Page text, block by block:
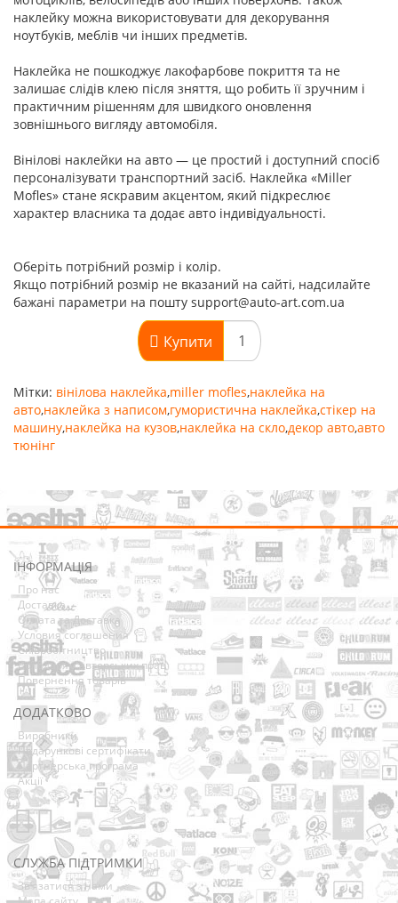
наклейку можна використовувати для декорування
ноутбуків, меблів чи інших предметів.
Наклейка не пошкоджує лакофарбове покриття та не
залишає слідів клею після зняття, що робить її зручним і
практичним рішенням для швидкого оновлення
зовнішнього вигляду автомобіля.
Вінілові наклейки на авто — це простий і доступний спосіб
персоналізувати транспортний засіб. Наклейка «Miller
Mofles» стане яскравим акцентом, який підкреслює
характер власника та додає авто індивідуальності.
Оберіть потрібний розмір і колір.
Якщо потрібний розмір не вказаний на сайті, надсилайте
бажані параметри на пошту support@auto-art.com.ua
Купити
Мітки: вінілова наклейка,miller mofles,наклейка на
авто,наклейка з написом,гумористична наклейка,стікер на
машину,наклейка на кузов,наклейка на скло,декор авто,авто
тюнінг
ІНФОРМАЦІЯ
Про нас
Доставка
Оплата та Доставка
Условия соглашения
Співробітництво
Володарям авторських прав
Повернення товарів
ДОДАТКОВО
Виробники
Подарункові сертифікати
Партнерська програма
Акції
СЛУЖБА ПІДТРИМКИ
Зв’язатися з нами